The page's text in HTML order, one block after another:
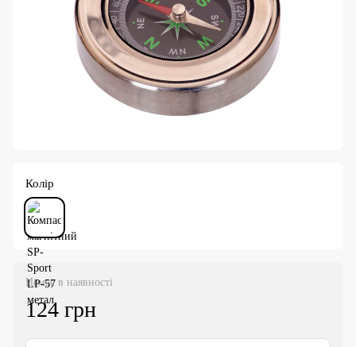
Колір
Немає в наявності
124 грн